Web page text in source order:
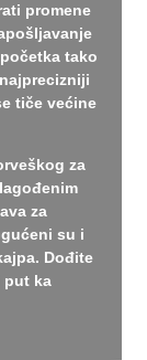
promene
tako
tiče većine
za
za
su i
Dođite
put ka